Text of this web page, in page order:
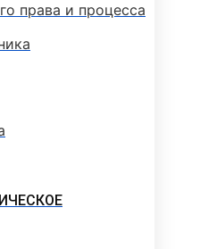
права и процесса